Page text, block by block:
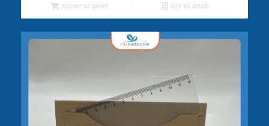
Ajouter au panier Voir les détails